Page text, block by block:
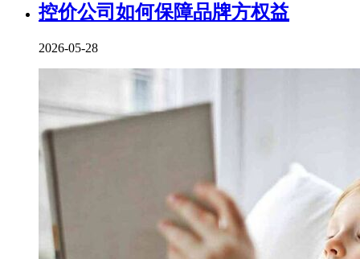
控价公司如何保障品牌方权益
2026-05-28